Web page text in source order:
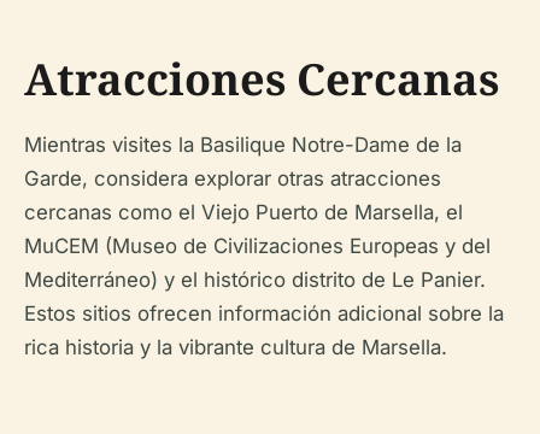
Atracciones Cercanas
Mientras visites la Basilique Notre-Dame de la
Garde, considera explorar otras atracciones
cercanas como el Viejo Puerto de Marsella, el
MuCEM (Museo de Civilizaciones Europeas y del
Mediterráneo) y el histórico distrito de Le Panier.
Estos sitios ofrecen información adicional sobre la
rica historia y la vibrante cultura de Marsella.